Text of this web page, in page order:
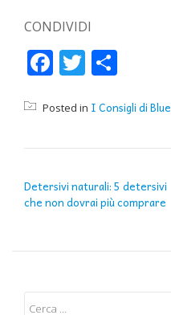
CONDIVIDI
FacebookTwitter
Posted in I Consigli di Blue
Detersivi naturali: 5 detersivi
che non dovrai più comprare